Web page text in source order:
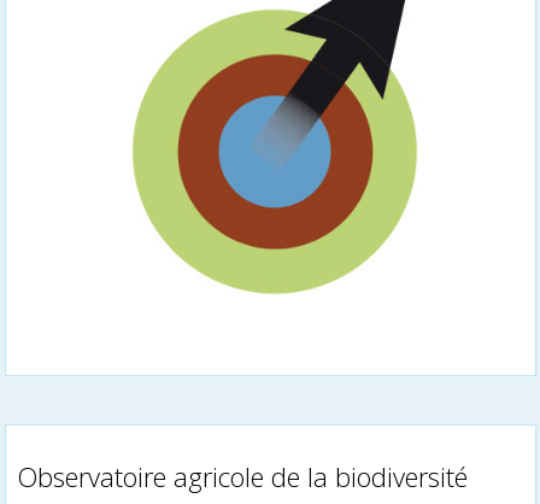
Observatoire agricole de la biodiversité